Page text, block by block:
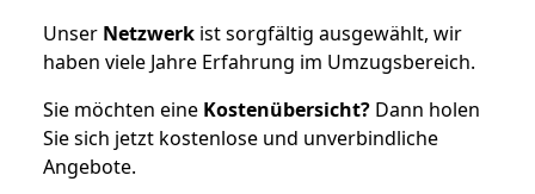
Unser Netzwerk ist sorgfältig ausgewählt, wir
haben viele Jahre Erfahrung im Umzugsbereich.
Sie möchten eine Kostenübersicht? Dann holen
Sie sich jetzt kostenlose und unverbindliche
Angebote.